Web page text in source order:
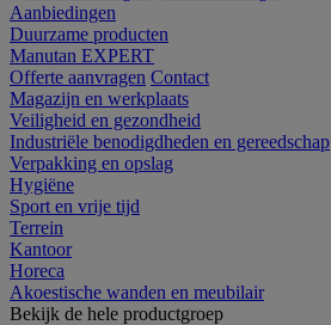
Aanbiedingen
Duurzame producten
Manutan EXPERT
Offerte aanvragen Contact
Magazijn en werkplaats
Veiligheid en gezondheid
Industriële benodigdheden en gereedschap
Verpakking en opslag
Hygiëne
Sport en vrije tijd
Terrein
Kantoor
Horeca
Akoestische wanden en meubilair
Bekijk de hele productgroep